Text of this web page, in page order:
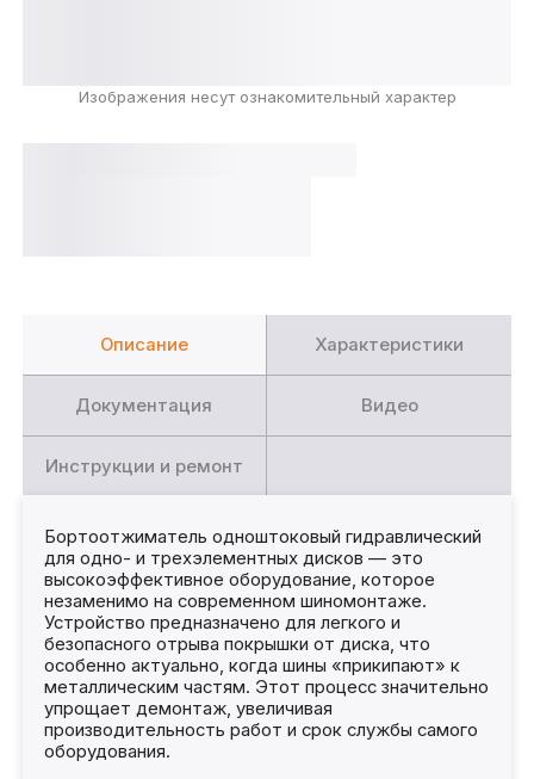
Изображения несут ознакомительный характер
Описание Характеристики
Документация Видео
Инструкции и ремонт
Бортоотжиматель одноштоковый гидравлический
для одно- и трехэлементных дисков — это
высокоэффективное оборудование, которое
незаменимо на современном шиномонтаже.
Устройство предназначено для легкого и
безопасного отрыва покрышки от диска, что
особенно актуально, когда шины «прикипают» к
металлическим частям. Этот процесс значительно
упрощает демонтаж, увеличивая
производительность работ и срок службы самого
оборудования.